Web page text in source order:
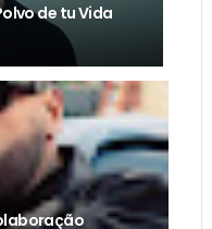
de tu Vida